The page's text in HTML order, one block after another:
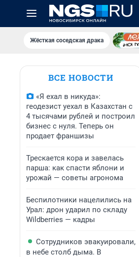
Жёсткая соседская драка
ВСЕ НОВОСТИ
«Я ехал в никуда»:
геодезист уехал в Казахстан с
4 тысячами рублей и построил
бизнес с нуля. Теперь он
продает франшизы
Трескается кора и завелась
парша: как спасти яблони и
урожай — советы агронома
Беспилотники нацелились на
Урал: дрон ударил по складу
Wildberries — кадры
Сотрудников эвакуировали,
в небе столб дыма. В